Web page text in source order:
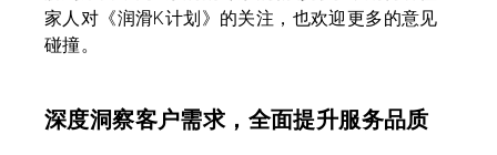
家人对《润滑K计划》的关注，也欢迎更多的意见
碰撞。
深度洞察客户需求，全面提升服务品质